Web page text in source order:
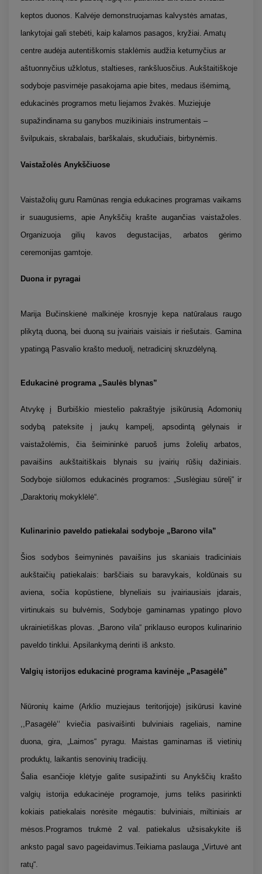
keptos duonos. Kalvėje demonstruojamas kalvystės amatas,
lankytojai gali stebėti, kaip kalamos pasagos, kryžiai. Amatų
centre audėja autentiškomis staklėmis audžia keturnyčius ar
aštuonnyčius užklotus, staltieses, rankšluosčius. Aukštaitiškoje
sodyboje pasvirnėje pasakojama apie bites, medaus išėmimą,
edukacinės programos metu liejamos žvakės. Muziejuje
supažindinama su ganybos muzikiniais instrumentais –
švilpukais, skrabalais, barškalais, skudučiais, birbynėmis.
Vaistažolės Anykščiuose
Vaistažolių guru Ramūnas rengia edukacines programas vaikams
ir suaugusiems, apie Anykščių krašte augančias vaistažoles.
Organizuoja gilių kavos degustacijas, arbatos gėrimo
ceremonijas gamtoje.
Duona ir pyragai
Marija Bučinskienė malkinėje krosnyje kepa natūralaus raugo
plikytą duoną, bei duoną su įvairiais vaisiais ir riešutais. Gamina
ypatingą Pasvalio krašto meduolį, netradicinį skruzdėlyną.
Edukacinė programa „Saulės blynas”
Atvykę į Burbiškio miestelio pakraštyje įsikūrusią Adomonių
sodybą pateksite į jaukų kampelį, apsodintą gėlynais ir
vaistažolėmis, čia šeimininkė paruoš jums žolelių arbatos,
pavaišins aukštaitiškais blynais su įvairių rūšių dažiniais.
Sodyboje siūlomos edukacinės programos: „Suslėgiau sūrelį“ ir
„Daraktorių mokyklėlė“.
Kulinarinio paveldo patiekalai sodyboje „Barono vila”
Šios sodybos šeimyninės pavaišins jus skaniais tradiciniais
aukštaičių patiekalais: barščiais su baravykais, koldūnais su
aviena, sočia kopūstiene, blyneliais su įvairiausiais įdarais,
virtinukais su bulvėmis, Sodyboje gaminamas ypatingo plovo
ukrainietiškas plovas. „Barono vila“ priklauso europos kulinarinio
paveldo tinklui. Apsilankymą derinti iš anksto.
Valgių istorijos edukacinė programa kavinėje „Pasagėlė”
Niūronių kaime (Arklio muziejaus teritorijoje) įsikūrusi kavinė
,,Pasagėlė‘‘ kviečia pasivaišinti bulviniais rageliais, namine
duona, gira, „Laimos“ pyragu. Maistas gaminamas iš vietinių
produktų, laikantis senovinių tradicijų.
Šalia esančioje klėtyje galite susipažinti su Anykščių krašto
valgių istorija edukacinėje programoje, jums teliks pasirinkti
kokiais patiekalais norėsite mėgautis: bulviniais, miltiniais ar
mėsos.Programos trukmė 2 val. patiekalus užsisakykite iš
anksto pagal savo pageidavimus.Teikiama paslauga „Virtuvė ant
ratų“.